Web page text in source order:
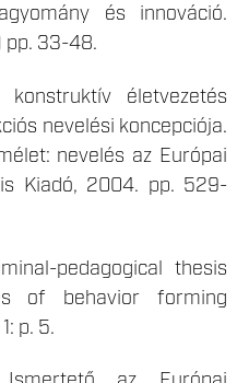
és innováció.
pp. 33-48.
életvezetés
nevelési koncepciója.
nevelés az Európai
Kiadó, 2004. pp. 529-
pedagogical thesis
of behavior forming
p. 5.